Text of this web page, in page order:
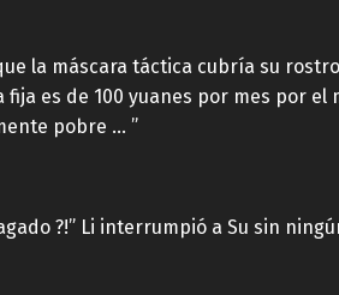
la máscara táctica cubría su
fija es de 100 yuanes por mes por
pobre … ”
?!” Li interrumpió a Su sin